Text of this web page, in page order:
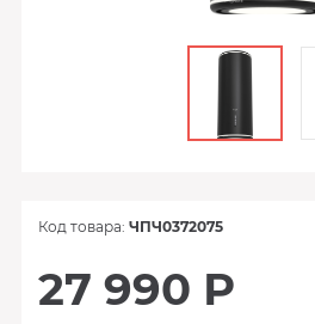
Код товара: ЧПЧ0372075
27 990 Р